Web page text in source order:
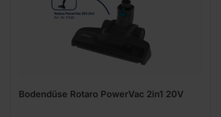
Bodendüse Rotaro PowerVac 2in1 20V